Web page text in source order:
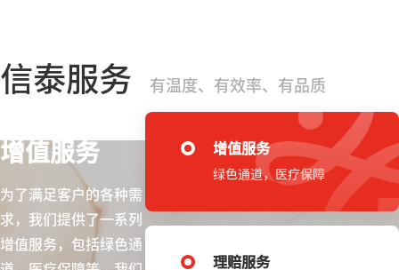
信泰服务 有温度、有效率、有品质
增值服务
为了满足客户的各种需
求，我们提供了一系列
增值服务，包括绿色通
增值服务
绿色通道，医疗保障
理赔服务